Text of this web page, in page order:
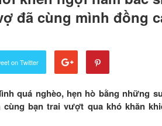
đã cùng mình đồng
on Twitter
quá nghèo, hẹn hò bằng những
bạn trai vượt qua khó khăn